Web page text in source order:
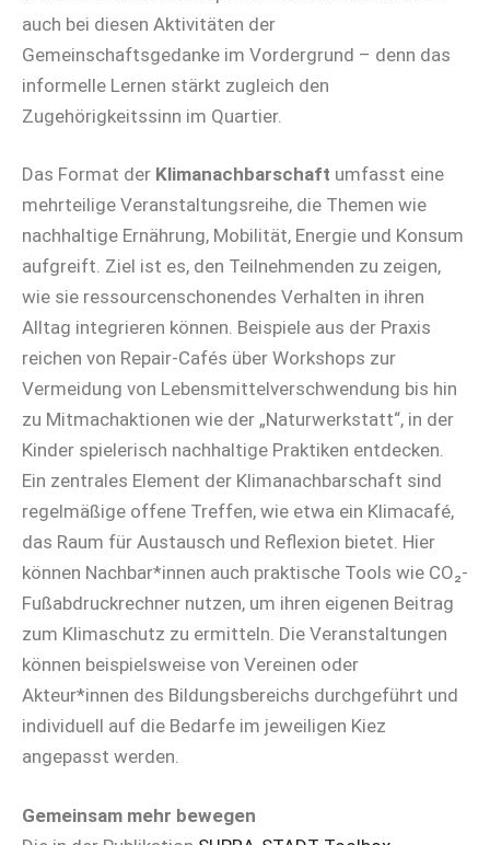
auch bei diesen Aktivitäten der
Gemeinschaftsgedanke im Vordergrund – denn das
informelle Lernen stärkt zugleich den
Zugehörigkeitssinn im Quartier.
Das Format der Klimanachbarschaft umfasst eine
mehrteilige Veranstaltungsreihe, die Themen wie
nachhaltige Ernährung, Mobilität, Energie und Konsum
aufgreift. Ziel ist es, den Teilnehmenden zu zeigen,
wie sie ressourcenschonendes Verhalten in ihren
Alltag integrieren können. Beispiele aus der Praxis
reichen von Repair-Cafés über Workshops zur
Vermeidung von Lebensmittelverschwendung bis hin
zu Mitmachaktionen wie der „Naturwerkstatt“, in der
Kinder spielerisch nachhaltige Praktiken entdecken.
Ein zentrales Element der Klimanachbarschaft sind
regelmäßige offene Treffen, wie etwa ein Klimacafé,
das Raum für Austausch und Reflexion bietet. Hier
können Nachbar*innen auch praktische Tools wie CO₂-
Fußabdruckrechner nutzen, um ihren eigenen Beitrag
zum Klimaschutz zu ermitteln. Die Veranstaltungen
können beispielsweise von Vereinen oder
Akteur*innen des Bildungsbereichs durchgeführt und
individuell auf die Bedarfe im jeweiligen Kiez
angepasst werden.
Gemeinsam mehr bewegen